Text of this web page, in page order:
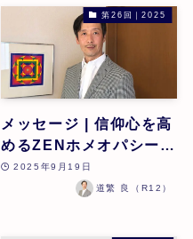
第26回｜2025
メッセージ | 信仰心を高
めるZENホメオパシーが
地球を救うカギとなる |
道繁良 | 第26回
2025年9月19日
道繁 良（R12）